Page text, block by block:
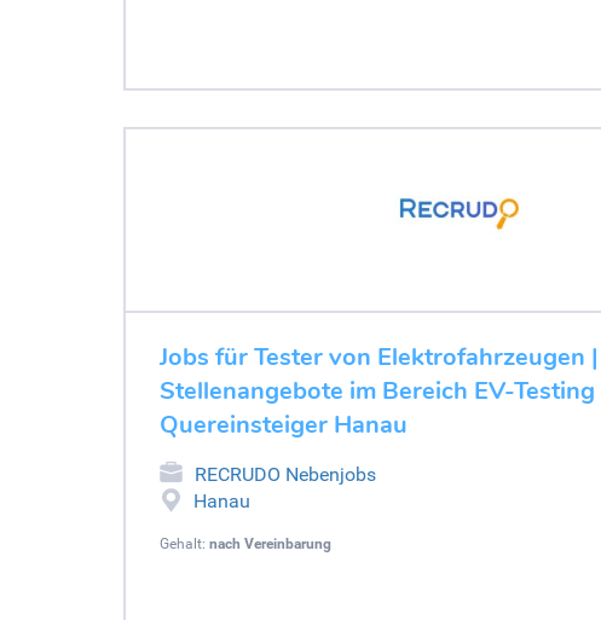
Jobs für Tester von Elektrofahrzeugen |
Stellenangebote im Bereich EV-
Quereinsteiger Hanau
RECRUDO Nebenjobs
Hanau
Gehalt: nach Vereinbarung